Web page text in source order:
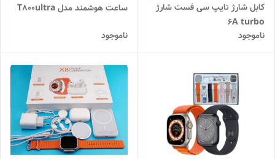
کابل شارژ تایپ سی فست شارژ
6A turbo
ناموجود
ساعت هوشمند مدل T800ultra
ناموجود